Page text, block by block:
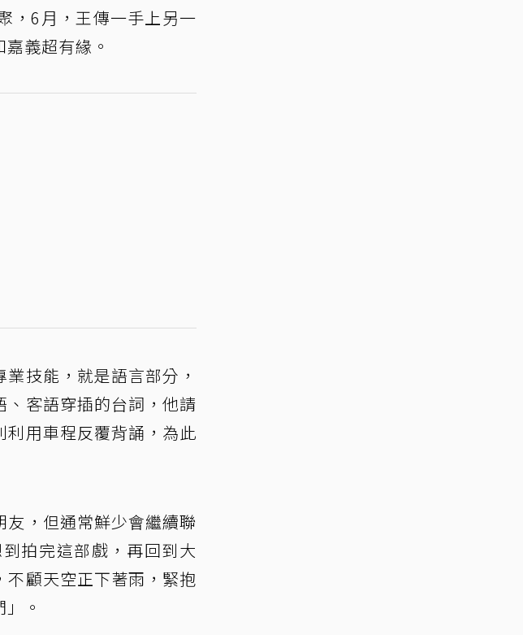
，6月，王傳一手上另一
義超有緣。
技能，就是語言部分，
客語穿插的台詞，他請
用車程反覆背誦，為此
，但通常鮮少會繼續聯
拍完這部戲，再回到大
顧天空正下著雨，緊抱
。